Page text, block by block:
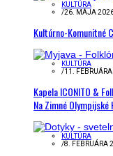
KULTÚRA
/26. MÁJA
Kultúrno-Komunitné
KULTÚRA
/11.
Kapela ICONITO &
Na Zimné Olympijské
KULTÚRA
/8. FEBRUÁRA